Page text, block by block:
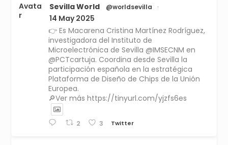
Avata
r
Sevilla World @worldsevilla ·
14 May 2025
👉 Es Macarena Cristina Martínez Rodríguez,
investigadora del Instituto de
Microelectrónica de Sevilla @IMSECNM en
@PCTcartuja. Coordina desde Sevilla la
participación española en la estratégica
Plataforma de Diseño de Chips de la Unión
Europea.
🔎Ver más https://tinyurl.com/yjzfs6es
2 3 Twitter